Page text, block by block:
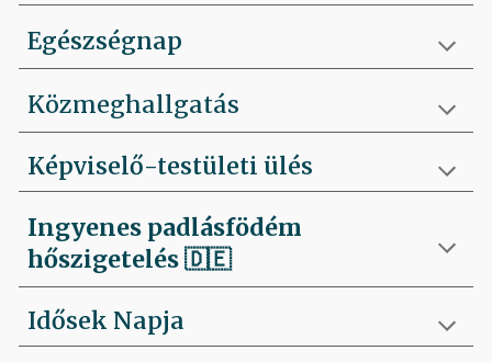
Egészségnap
Közmeghallgatás
Képviselő-testületi ülés
Ingyenes padlásfödém
hőszigetelés🇩🇪
Idősek Napja